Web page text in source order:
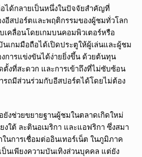
ได้กลายเป็นหนึ่งในปัจจัยสำคัญที่
อีสปอร์ตและพฤติกรรมของผู้ชมทั่วโลก
คลื่อนโดยเกมบนคอมพิวเตอร์หรือ
เกมมือถือได้เปิดประตูให้ผู้เล่นและผู้ชม
การแข่งขันได้ง่ายยิ่งขึ้น ด้วยต้นทุน
งที่สะดวก และการเข้าถึงที่ไม่ซับซ้อน
รถมีส่วนร่วมกับอีสปอร์ตได้โดยไม่ต้อง
งช่วยขยายฐานผู้ชมในตลาดเกิดใหม่
งใต้ ละตินอเมริกา และแอฟริกา ซึ่งสมา
นการเชื่อมต่ออินเทอร์เน็ต ในภูมิภาค
ป็นเพียงความบันเทิงส่วนบุคคล แต่ยัง